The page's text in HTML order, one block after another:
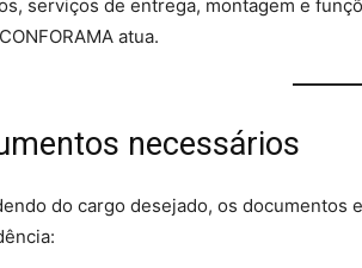
serviços de entrega, montagem e
atua.
necessários
do cargo desejado, os documentos